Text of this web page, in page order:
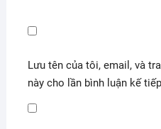
Lưu tên của tôi, email, và
này cho lần bình luận kế